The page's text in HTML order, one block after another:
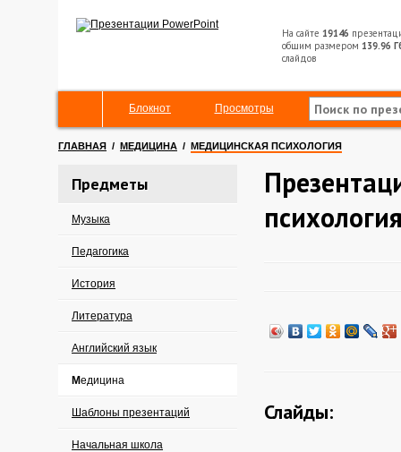
На сайте 19146
общим размером 139.96
слайдов
Блокнот Просмотры
ГЛАВНАЯ / МЕДИЦИНА / МЕДИЦИНСКАЯ ПСИХОЛОГИЯ
Предметы
Музыка
Педагогика
История
Литература
Английский язык
Медицина
Шаблоны презентаций
Начальная школа
Слайды: